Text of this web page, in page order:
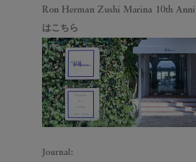
Ron Herman Zushi Marina 10th
はこちら
Journal: